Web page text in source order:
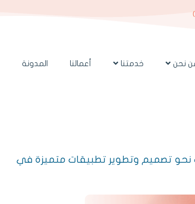
نحن خدمتنا أعمالنا المدونة
نحو تصميم وتطوير تطبيقات متميزة في